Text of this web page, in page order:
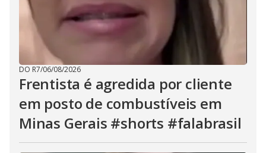
DO R7/06/08/2026
Frentista é agredida por cliente
em posto de combustíveis em
Minas Gerais #shorts #falabrasil